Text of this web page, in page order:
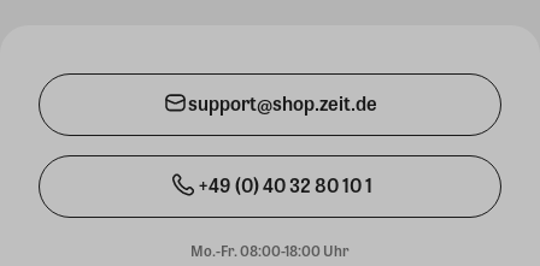
support@shop.zeit.de
+49 (0) 40 32 80 10 1
Mo.-Fr. 08:00-18:00 Uhr